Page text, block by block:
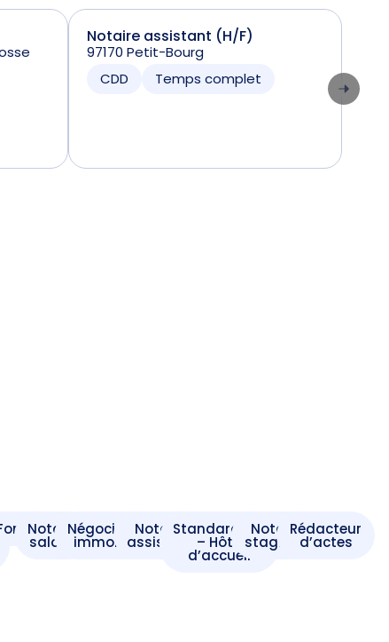
Notaire assistant (H/F)
97170 Petit-Bourg
CDD
Temps complet
Notaire
salarié
Négociateur
immobilier
Notaire
assistant
Standardiste
– Hôte
d’accueil
Notaire
stagiaire
Rédacteur
d’actes